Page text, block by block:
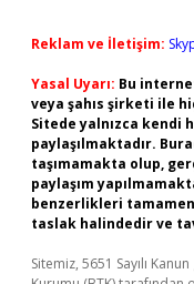
Reklam ve İletişim:
Yasal Uyarı: Bu
veya şahıs şirketi ile
Sitede yalnızca kendi
paylaşılmaktadır.
taşımamakta olup,
paylaşım
benzerlikleri
taslak halindedir ve
Sitemiz, 5651 Sayılı